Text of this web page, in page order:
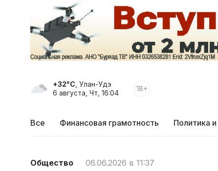
+32°C , Улан-Удэ
6 августа, Чт, 16:04
18+
Все Финансовая грамотность Политика и
Общество 06.06.2026 в 11:37